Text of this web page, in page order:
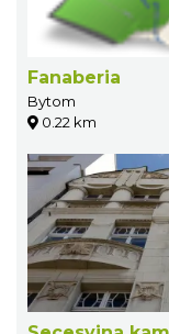
Fanaberia
Bytom
0.22 km